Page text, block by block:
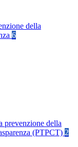
della
6
prevenzione della
(PTPCT) 2